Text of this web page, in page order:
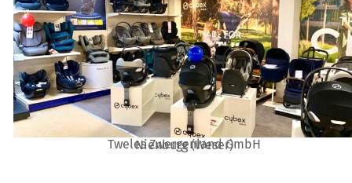
Nienburg (Weser)
Tweles Zwergenland GmbH